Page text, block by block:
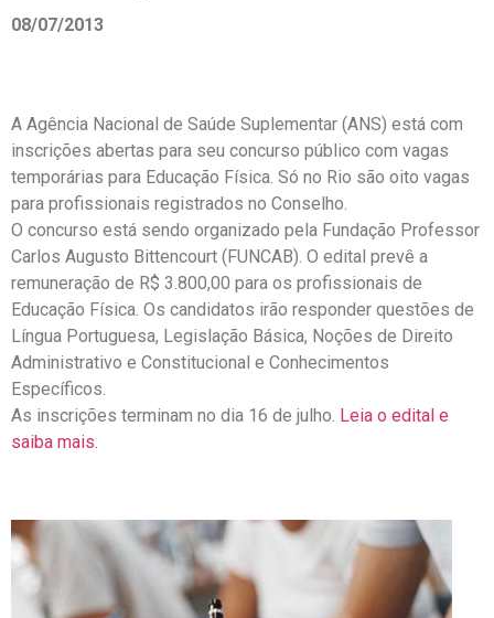
08/07/2013
A Agência Nacional de Saúde Suplementar (ANS) está com
inscrições abertas para seu concurso público com vagas
temporárias para Educação Física. Só no Rio são oito vagas
para profissionais registrados no Conselho.
O concurso está sendo organizado pela Fundação Professor
Carlos Augusto Bittencourt (FUNCAB). O edital prevê a
remuneração de R$ 3.800,00 para os profissionais de
Educação Física. Os candidatos irão responder questões de
Língua Portuguesa, Legislação Básica, Noções de Direito
Administrativo e Constitucional e Conhecimentos
Específicos.
As inscrições terminam no dia 16 de julho. Leia o edital e
saiba mais.